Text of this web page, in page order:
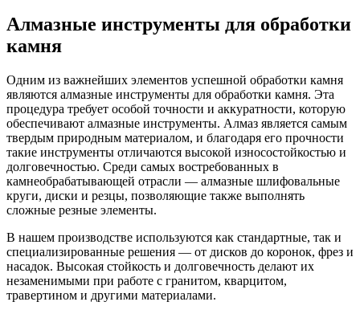
Алмазные инструменты для обработки
камня
Одним из важнейших элементов успешной обработки камня
являются алмазные инструменты для обработки камня. Эта
процедура требует особой точности и аккуратности, которую
обеспечивают алмазные инструменты. Алмаз является самым
твердым природным материалом, и благодаря его прочности
такие инструменты отличаются высокой износостойкостью и
долговечностью. Среди самых востребованных в
камнеобрабатывающей отрасли — алмазные шлифовальные
круги, диски и резцы, позволяющие также выполнять
сложные резные элементы.
В нашем производстве используются как стандартные, так и
специализированные решения — от дисков до коронок, фрез и
насадок. Высокая стойкость и долговечность делают их
незаменимыми при работе с гранитом, кварцитом,
травертином и другими материалами.